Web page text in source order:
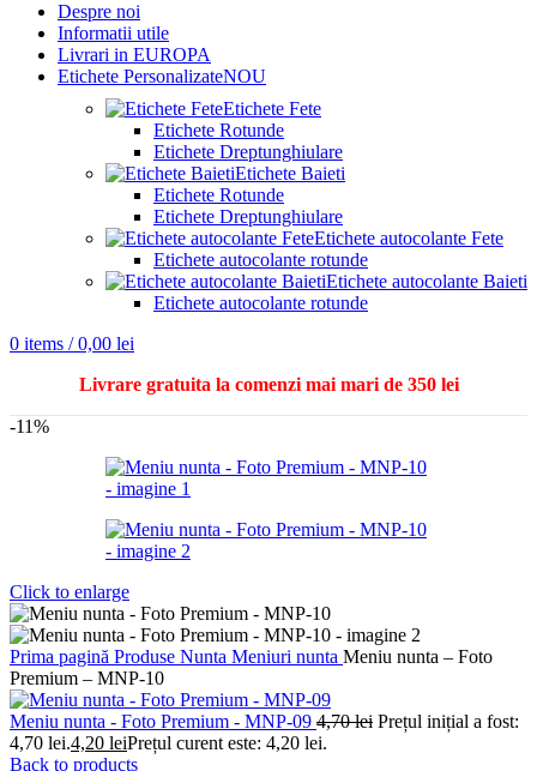
Despre noi
Informatii utile
Livrari in EUROPA
Etichete PersonalizateNOU
Etichete Fete
Etichete Rotunde
Etichete Dreptunghiulare
Etichete Baieti
Etichete Rotunde
Etichete Dreptunghiulare
Etichete autocolante Fete
Etichete autocolante rotunde
Etichete autocolante Baieti
Etichete autocolante rotunde
0 items / 0,00 lei
Livrare gratuita la comenzi mai mari de 350 lei
-11%
Click to enlarge
Prima pagină Produse Nunta Meniuri nunta Meniu nunta – Foto
Premium – MNP-10
Meniu nunta - Foto Premium - MNP-09 4,70lei Prețul inițial a fost:
4,70 lei.4,20 leiPrețul curent este: 4,20 lei.
Back to products